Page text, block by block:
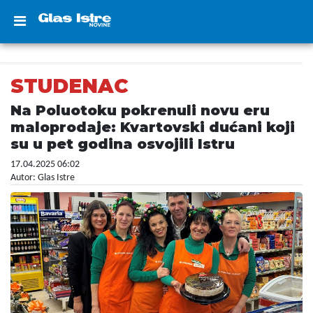
STUDENAC
Na Poluotoku pokrenuli novu eru
maloprodaje: Kvartovski dućani koji
su u pet godina osvojili Istru
17.04.2025 06:02
Autor: Glas Istre